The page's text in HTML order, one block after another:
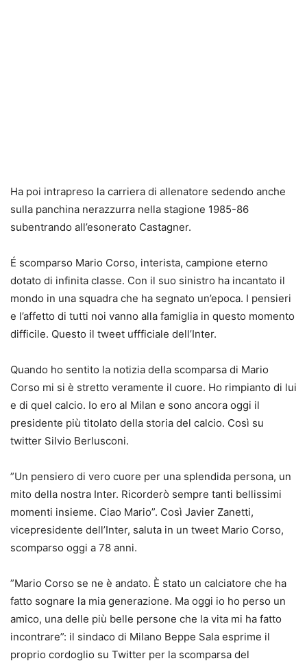
Ha poi intrapreso la carriera di allenatore sedendo anche
sulla panchina nerazzurra nella stagione 1985-86
subentrando all’esonerato Castagner.
É scomparso Mario Corso, interista, campione eterno
dotato di infinita classe. Con il suo sinistro ha incantato il
mondo in una squadra che ha segnato un’epoca. I pensieri
e l’affetto di tutti noi vanno alla famiglia in questo momento
difficile. Questo il tweet uffficiale dell’Inter.
Quando ho sentito la notizia della scomparsa di Mario
Corso mi si è stretto veramente il cuore. Ho rimpianto di lui
e di quel calcio. Io ero al Milan e sono ancora oggi il
presidente più titolato della storia del calcio. Così su
twitter Silvio Berlusconi.
”Un pensiero di vero cuore per una splendida persona, un
mito della nostra Inter. Ricorderò sempre tanti bellissimi
momenti insieme. Ciao Mario”. Così Javier Zanetti,
vicepresidente dell’Inter, saluta in un tweet Mario Corso,
scomparso oggi a 78 anni.
”Mario Corso se ne è andato. È stato un calciatore che ha
fatto sognare la mia generazione. Ma oggi io ho perso un
amico, una delle più belle persone che la vita mi ha fatto
incontrare”: il sindaco di Milano Beppe Sala esprime il
proprio cordoglio su Twitter per la scomparsa del